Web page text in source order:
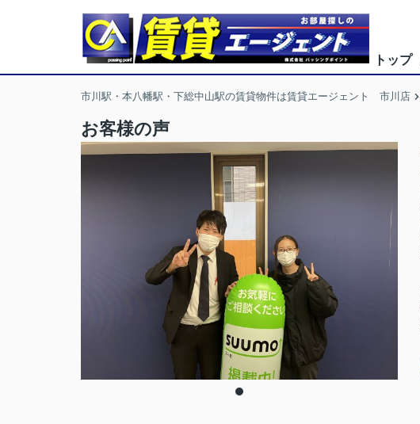
トップ
市川駅・本八幡駅・下総中山駅の賃貸物件は賃貸エージェント 市川店
お客様の声